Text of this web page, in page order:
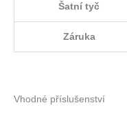
Šatní tyč
Záruka
Vhodné příslušenství